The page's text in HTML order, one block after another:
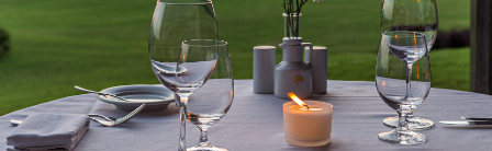
WHAT'S COOKING
HISTÓRIA
SUSTENTABILIDADE
CONTATO